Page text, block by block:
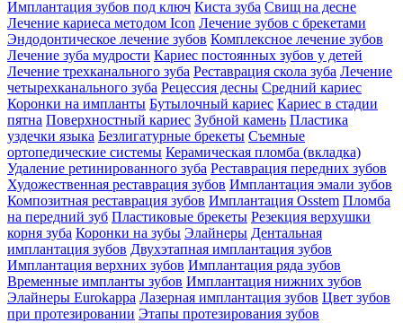
Имплантация зубов под ключ Киста зуба Свищ на десне
Лечение кариеса методом Icon Лечение зубов с брекетами
Эндодонтическое лечение зубов Комплексное лечение зубов
Лечение зуба мудрости Кариес постоянных зубов у детей
Лечение трехканального зуба Реставрация скола зуба Лечение
четырехканального зуба Рецессия десны Средний кариес
Коронки на импланты Бутылочный кариес Кариес в стадии
пятна Поверхностный кариес Зубной камень Пластика
уздечки языка Безлигатурные брекеты Съемные
ортопедические системы Керамическая пломба (вкладка)
Удаление ретинированного зуба Реставрация передних зубов
Художественная реставрация зубов Имплантация эмали зубов
Композитная реставрация зубов Имплантация Osstem Пломба
на передний зуб Пластиковые брекеты Резекция верхушки
корня зуба Коронки на зубы Элайнеры Дентальная
имплантация зубов Двухэтапная имплантация зубов
Имплантация верхних зубов Имплантация ряда зубов
Временные импланты зубов Имплантация нижних зубов
Элайнеры Eurokappa Лазерная имплантация зубов Цвет зубов
при протезировании Этапы протезирования зубов